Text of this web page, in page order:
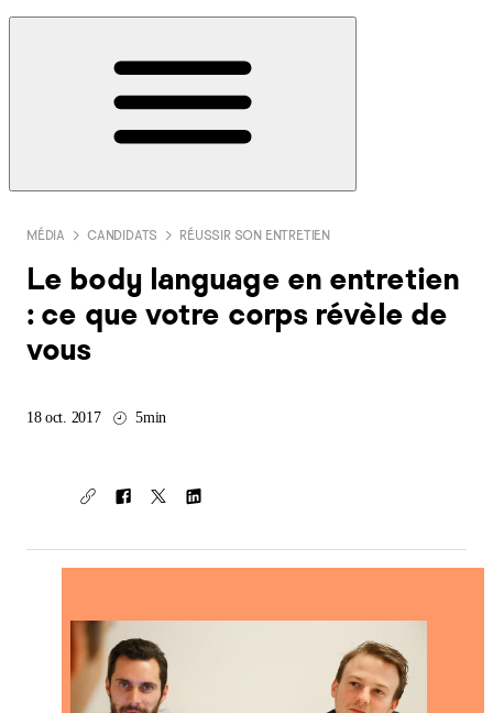
RÉUSSIR SON ENTRETIEN
CANDIDATS
MÉDIA
Le body language en entretien
: ce que votre corps révèle de
vous
18 oct. 2017 5min